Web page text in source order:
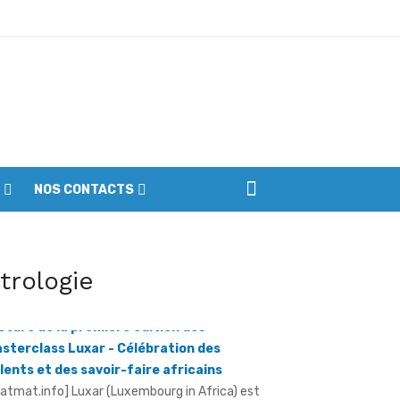
du parc
NOS CONTACTS
de la première édition des
et des savoir-faire africains
Luxar (Luxembourg in Africa) est
plateforme consacrée à la promotion du
africain, à la valorisation des métiers ...